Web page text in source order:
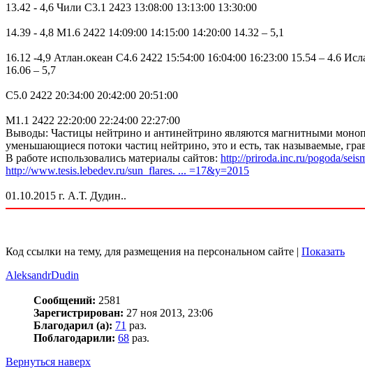
13.42 - 4,6 Чили C3.1 2423 13:08:00 13:13:00 13:30:00
14.39 - 4,8 M1.6 2422 14:09:00 14:15:00 14:20:00 14.32 – 5,1
16.12 -4,9 Атлан.океан C4.6 2422 15:54:00 16:04:00 16:23:00 15.54 – 4.6
16.06 – 5,7
C5.0 2422 20:34:00 20:42:00 20:51:00
M1.1 2422 22:20:00 22:24:00 22:27:00
Выводы: Частицы нейтрино и антинейтрино являются магнитными
уменьшающиеся потоки частиц нейтрино, это и есть, так называемые,
В работе использовались материалы сайтов: http://priroda.inc.ru/pogoda/
http://www.tesis.lebedev.ru/sun_flares. ... =17&y=2015
01.10.2015 г. А.Т. Дудин..
Код ссылки на тему, для размещения на персональном сайте | Показать
AleksandrDudin
Сообщений: 2581
Зарегистрирован: 27 ноя 2013, 23:06
Благодарил (а): 71 раз.
Поблагодарили: 68 раз.
Вернуться наверх